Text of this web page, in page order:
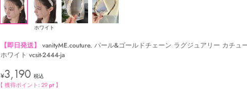
ホワイト
【即日発送】
vanityME.couture. パール&ゴールドチェーン ラグジュアリー カチュ
ホワイト vcsit-2444-ja
¥3,190 税込
【 獲得ポイント:29pt 】